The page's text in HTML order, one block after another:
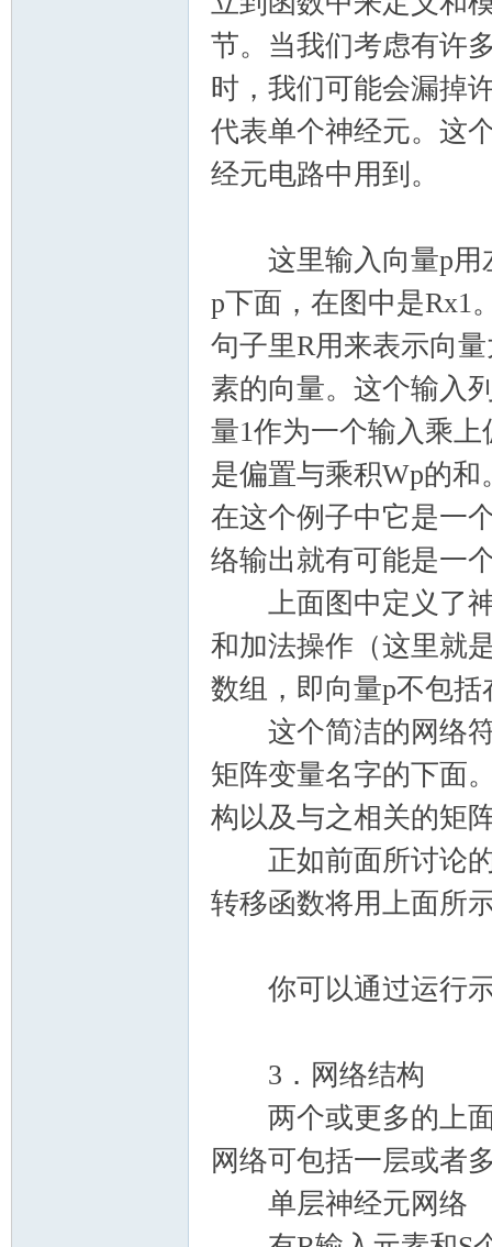
节。当我们考虑有许
时，我们可能会漏掉
代表单个神经元。这
经元电路中用到。
这里输入向量p用
p下面，在图中是Rx1
句子里R用来表示向
素的向量。这个输入
量1作为一个输入乘
是偏置与乘积Wp的
在这个例子中它是一
络输出就有可能是一
上面图中定义了神
和加法操作（这里就
数组，即向量p不包括
这个简洁的网络符
矩阵变量名字的下面
构以及与之相关的矩
正如前面所讨论的
转移函数将用上面所
你可以通过运行示
3．网络结构
两个或更多的上面
网络可包括一层或者
单层神经元网络